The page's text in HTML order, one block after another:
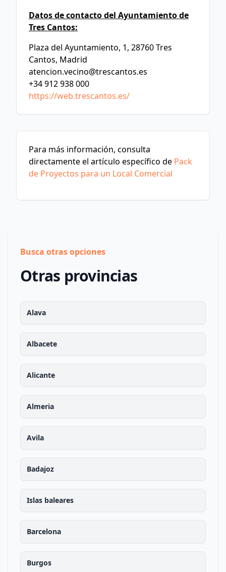
Datos de contacto del Ayuntamiento de
Tres Cantos:
Plaza del Ayuntamiento, 1, 28760 Tres
Cantos, Madrid
atencion.vecino@trescantos.es
+34 912 938 000
https://web.trescantos.es/
Para más información, consulta
directamente el artículo específico de Pack
de Proyectos para un Local Comercial
Busca otras opciones
Otras provincias
Alava
Albacete
Alicante
Almeria
Avila
Badajoz
Islas baleares
Barcelona
Burgos